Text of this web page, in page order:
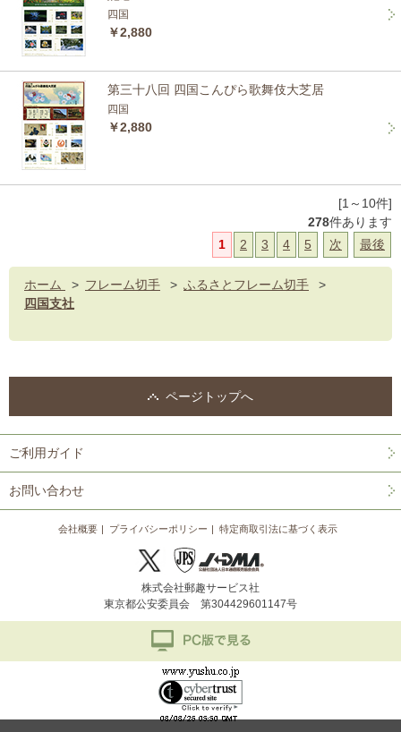
四国
￥2,880
第三十八回 四国こんぴら歌舞伎大芝居
四国
￥2,880
[1～10件]
278件あります
1
2 3 4 5 次 最後
ホーム > フレーム切手 > ふるさとフレーム切手
>
四国支社
ページトップへ
ご利用ガイド
お問い合わせ
会社概要 プライバシーポリシー 特定商取引法に基づく表示
株式会社郵趣サービス社
東京都公安委員会 第304429601147号